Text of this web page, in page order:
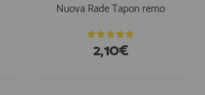
Nuova Rade Tapon remo
2,10€